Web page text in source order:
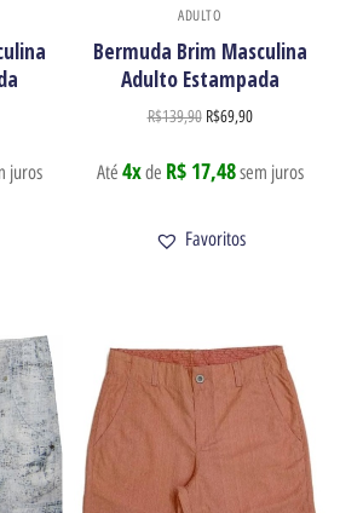
juros
ADULTO
Bermuda Brim Masculina
Adulto Estampada
R$139,90 R$69,90
Até 4xde R$ 17,48sem juros
Favoritos
ofertas por e-mail
Enviar